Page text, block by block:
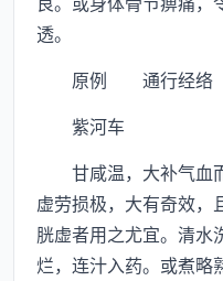
透。
原例 通行经络
紫河车
甘咸温，大补气血
虚劳损极，大有奇效，
胱虚者用之尤宜。清水
烂，连汁入药。或煮略